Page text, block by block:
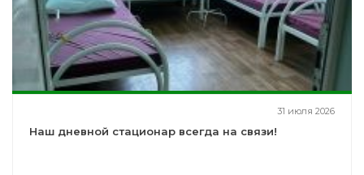
31 июля 2026
Наш дневной стационар всегда на связи!